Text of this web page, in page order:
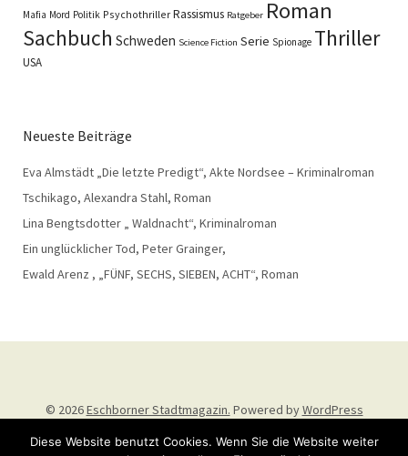
Mafia Mord Politik Psychothriller Rassismus Ratgeber Roman
Sachbuch Schweden Science Fiction Serie Spionage Thriller
USA
Neueste Beiträge
Eva Almstädt „Die letzte Predigt“, Akte Nordsee – Kriminalroman
Tschikago, Alexandra Stahl, Roman
Lina Bengtsdotter „ Waldnacht“, Kriminalroman
Ein unglücklicher Tod, Peter Grainger,
Ewald Arenz , „FÜNF, SECHS, SIEBEN, ACHT“, Roman
© 2026Eschborner Stadtmagazin. Powered byWordPress
Diese Website benutzt Cookies. Wenn Sie die Website weiter